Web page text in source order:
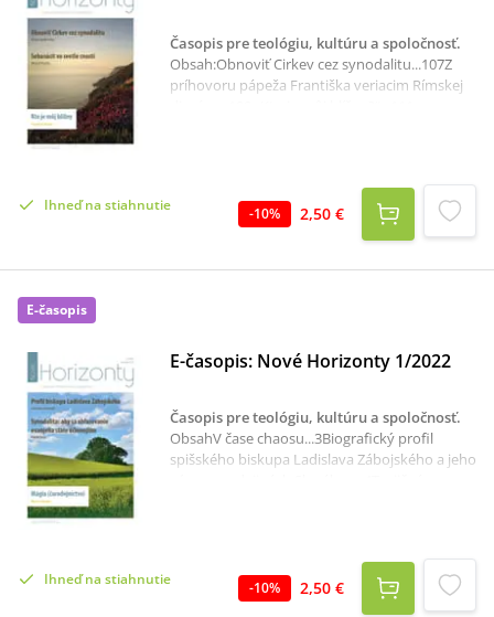
Časopis pre teológiu, kultúru a spoločnosť.
Obsah:Obnoviť Cirkev cez synodalitu...107Z
príhovoru pápeža Františka veriacim Rímskej
bratstvo...143 Encyklika Humanae vitae
ukazuje cestu k šťastiu...146Recenzie...149
Ihneď na stiahnutie -10% 2,50 €
E-časopis
E-časopis: Nové Horizonty 1/2022
Časopis pre teológiu, kultúru a spoločnosť.
ObsahV čase chaosu...3Biografický profil
spišského biskupa Ladislava Zábojského a jeho
sekulárním právu a v právu náboženském -
kanonickém...33Katechéza v kontexte
pastorácie s evanjelizačným
Ihneď na stiahnutie -10% 2,50 €